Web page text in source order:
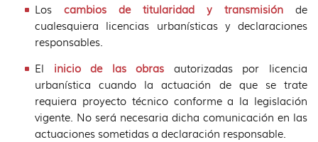
Los cambios de titularidad y transmisión de
cualesquiera licencias urbanísticas y declaraciones
responsables.
El inicio de las obras autorizadas por licencia
urbanística cuando la actuación de que se trate
requiera proyecto técnico conforme a la legislación
vigente. No será necesaria dicha comunicación en las
actuaciones sometidas a declaración responsable.